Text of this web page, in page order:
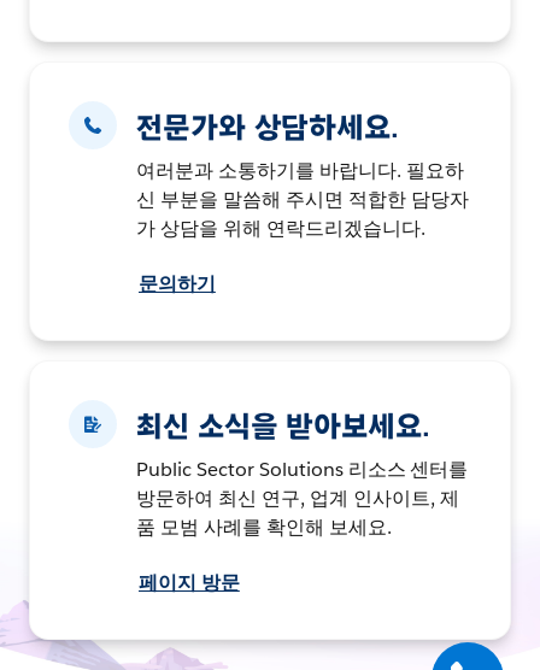
전문가와 상담하세요.
여러분과 소통하기를 바랍니다. 필요하
신 부분을 말씀해 주시면 적합한 담당자
가 상담을 위해 연락드리겠습니다.
문의하기
최신 소식을 받아보세요.
Public Sector Solutions 리소스 센터를
방문하여 최신 연구, 업계 인사이트, 제
품 모범 사례를 확인해 보세요.
페이지 방문